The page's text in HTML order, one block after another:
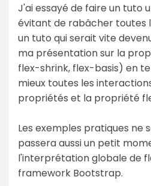
J'ai essayé de faire un tuto
évitant de rabâcher toutes
un tuto qui serait vite
ma présentation sur la
flex-shrink, flex-basis) en
mieux toutes les
propriétés et la propriété
Les exemples pratiques ne
passera aussi un petit
l'interprétation globale de
framework Bootstrap.